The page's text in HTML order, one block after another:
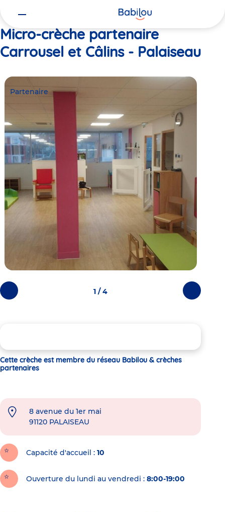
Micro-crèche partenaire
Carrousel et Câlins - Palaiseau
Photos
précédentes
Photos
suivantes
Partenaire
1 / 4
Cette crèche est membre du réseau Babilou & crèches
partenaires
8 avenue du 1er mai
91120 PALAISEAU
Capacité d'accueil 10
Ouverture du lundi au vendredi : 8:00-19:00